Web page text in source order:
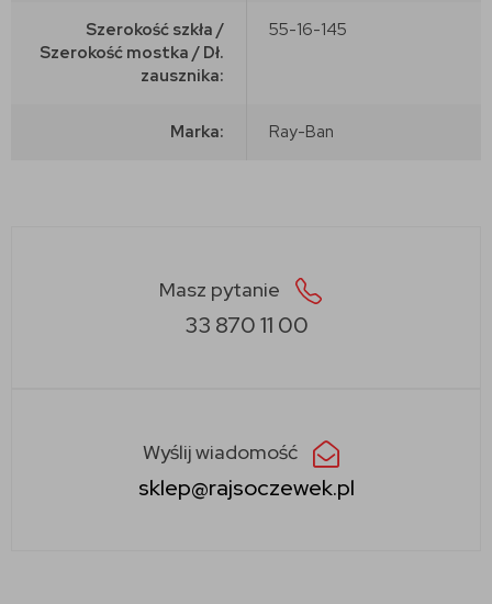
Szerokość szkła /
Szerokość mostka / Dł.
zausznika:
55-16-145
Marka: Ray-Ban
Masz pytanie
33 870 11 00
Wyślij wiadomość
sklep@rajsoczewek.pl